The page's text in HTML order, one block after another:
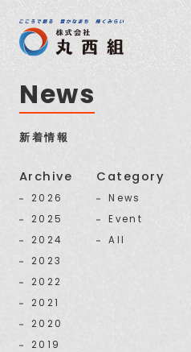
News
新着情報
Archive
2026
2025
2024
2023
2022
2021
2020
2019
Category
News
Event
All